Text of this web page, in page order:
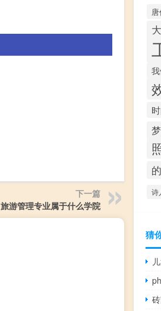
下一篇
旅游管理专业属于什么学院
诗
猜